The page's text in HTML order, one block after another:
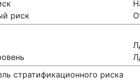
риск
стратификационного риска